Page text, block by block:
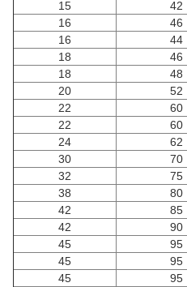
42
15
46
16
44
16
46
18
48
18
52
20
60
22
60
22
62
24
70
30
75
32
80
38
85
42
90
42
95
45
95
45
95
45